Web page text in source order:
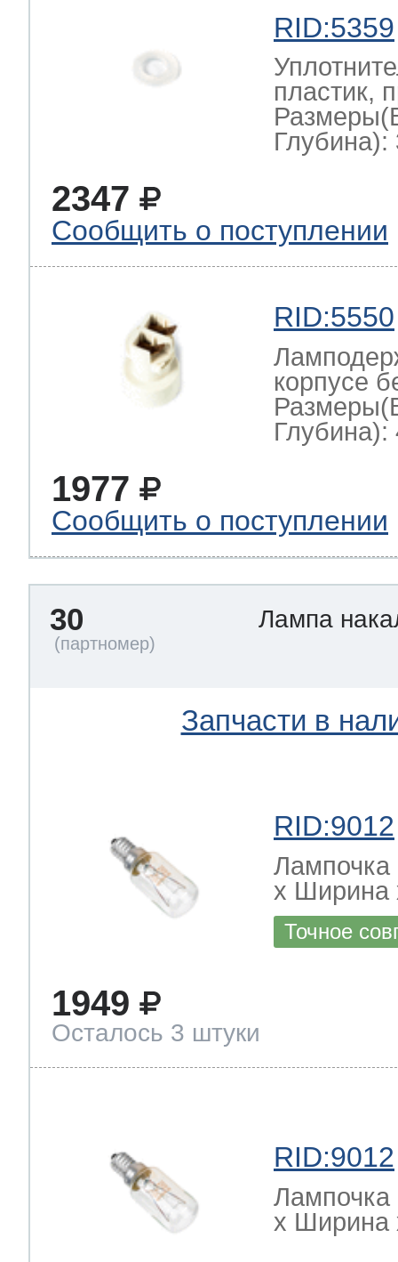
RID:5359
пластик,
Глубина):
2347
Сообщить о поступлении
RID:5550
корпусе
Глубина):
1977
Сообщить о поступлении
30 Лампа
Запчасти в
RID:9012
Лампочка
х Ширина
Точное
1949
Осталось 3 штуки
RID:9012
Лампочка
х Ширина